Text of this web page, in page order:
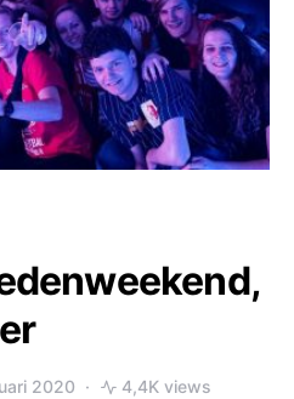
2020 4,4K views